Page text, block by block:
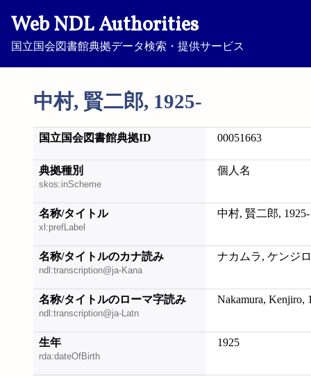
Web NDL Authorities
国立国会図書館典拠データ検索・提供サービス
中村, 賢二郎, 1925-
国立国会図書館典拠ID 00051663
典拠種別
skos:inScheme
個人名
名称/タイトル
xl:prefLabel
中村, 賢二郎, 1925-
名称/タイトルのカナ読み
ndl:transcription@ja-Kana
ナカムラ, ケンジ
名称/タイトルのローマ字読み
ndl:transcription@ja-Latn
Nakamura, Kenjiro,
生年
rda:dateOfBirth
1925